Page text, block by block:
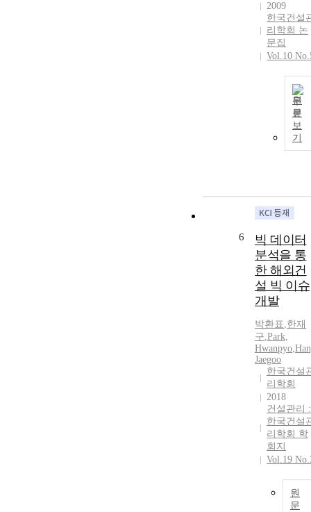
2009
한국건설
리학회 논
문집
Vol.10
원
문
보
기
6
빅 데이터
분석을 통
한 해외건
설 빅 이슈
개발
박환표,한재
구,Park,
Hwanpyo,
Jaegoo
한국건설
리학회
2018
건설관리 :
한국건설
리학회 학
회지
Vol.19
원
문